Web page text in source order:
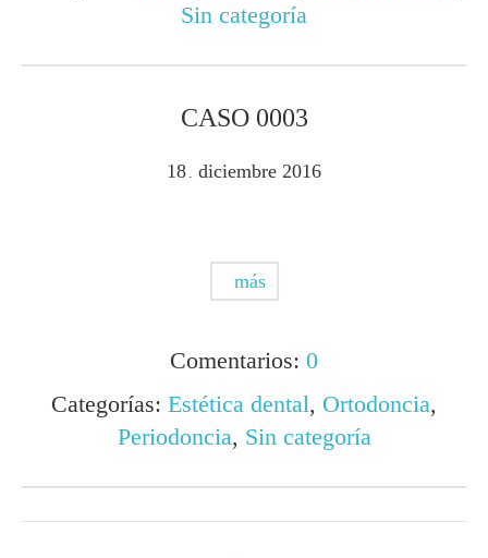
Sin categoría
CASO 0003
18 . diciembre 2016
más
Comentarios: 0
Categorías: Estética dental, Ortodoncia,
Periodoncia, Sin categoría